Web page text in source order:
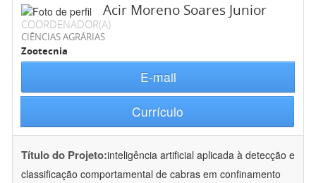
Acir Moreno Soares Junior
COORDENADOR(A)
CIÊNCIAS AGRÁRIAS
Zootecnia
E-mail
Currículo
Título do Projeto:inteligência artificial aplicada à detecção e
classificação comportamental de cabras em confinamento